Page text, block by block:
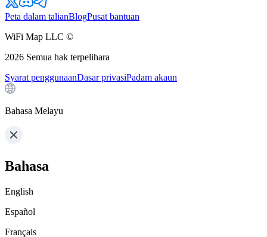
Peta dalam talianBlogPusat bantuan
WiFi Map LLC ©
2026 Semua hak terpelihara
Syarat penggunaanDasar privasiPadam akaun
Bahasa Melayu
Bahasa
English
Español
Français